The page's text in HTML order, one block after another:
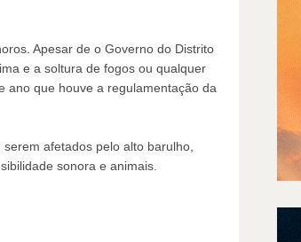
Apesar de o Governo do Distrito
e a soltura de fogos ou qualquer
ano que houve a regulamentação da
afetados pelo alto barulho,
sonora e animais.